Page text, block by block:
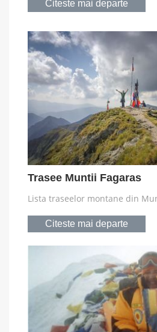
Citeste mai departe
Trasee Muntii Fagaras
Lista traseelor montane din
Citeste mai departe